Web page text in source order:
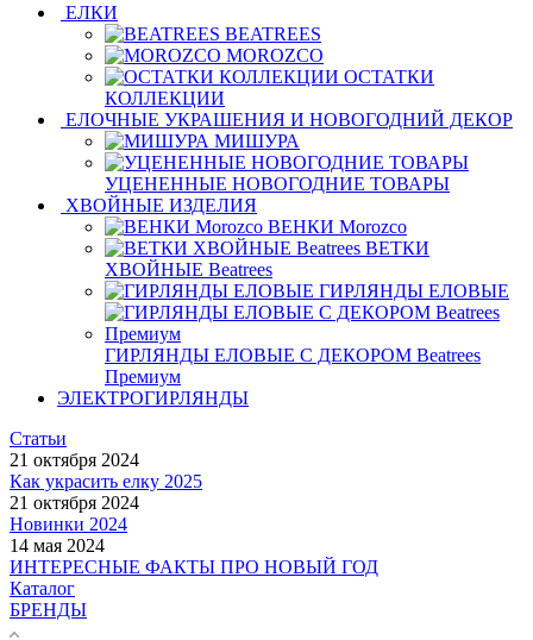
ЕЛКИ
BEATREES
MOROZCO
ОСТАТКИ
КОЛЛЕКЦИИ
ЕЛОЧНЫЕ УКРАШЕНИЯ И НОВОГОДНИЙ ДЕКОР
МИШУРА
УЦЕНЕННЫЕ НОВОГОДНИЕ ТОВАРЫ
ХВОЙНЫЕ ИЗДЕЛИЯ
ВЕНКИ Morozco
ВЕТКИ
ХВОЙНЫЕ Beatrees
ГИРЛЯНДЫ ЕЛОВЫЕ
ГИРЛЯНДЫ ЕЛОВЫЕ С ДЕКОРОМ Beatrees
Премиум
ЭЛЕКТРОГИРЛЯНДЫ
Статьи
21 октября 2024
Как украсить елку 2025
21 октября 2024
Новинки 2024
14 мая 2024
ИНТЕРЕСНЫЕ ФАКТЫ ПРО НОВЫЙ ГОД
Каталог
БРЕНДЫ